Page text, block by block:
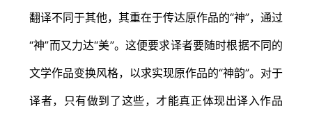
翻译不同于其他，其重在于传达原作品的“神”，通过
“神”而又力达“美”。这便要求译者要随时根据不同的
文学作品变换风格，以求实现原作品的“神韵”。对于
译者，只有做到了这些，才能真正体现出译入作品